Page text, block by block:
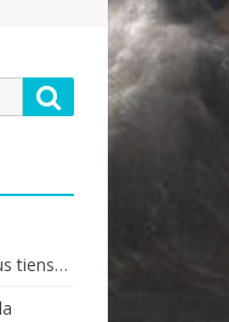
Rechercher
tiens…